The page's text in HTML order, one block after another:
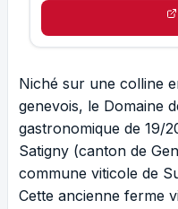
Niché sur une colline
genevois, le Domaine
gastronomique de 19/
Satigny (canton de
commune viticole de
Cette ancienne ferme